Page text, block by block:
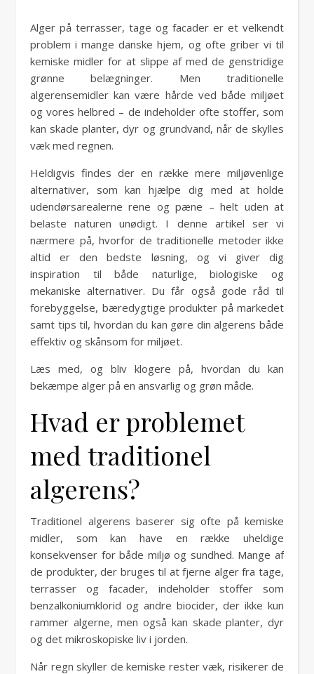
Alger på terrasser, tage og facader er et velkendt
problem i mange danske hjem, og ofte griber vi til
kemiske midler for at slippe af med de genstridige
grønne belægninger. Men traditionelle
algerensemidler kan være hårde ved både miljøet
og vores helbred – de indeholder ofte stoffer, som
kan skade planter, dyr og grundvand, når de skylles
væk med regnen.
Heldigvis findes der en række mere miljøvenlige
alternativer, som kan hjælpe dig med at holde
udendørsarealerne rene og pæne – helt uden at
belaste naturen unødigt. I denne artikel ser vi
nærmere på, hvorfor de traditionelle metoder ikke
altid er den bedste løsning, og vi giver dig
inspiration til både naturlige, biologiske og
mekaniske alternativer. Du får også gode råd til
forebyggelse, bæredygtige produkter på markedet
samt tips til, hvordan du kan gøre din algerens både
effektiv og skånsom for miljøet.
Læs med, og bliv klogere på, hvordan du kan
bekæmpe alger på en ansvarlig og grøn måde.
Hvad er problemet
med traditionel
algerens?
Traditionel algerens baserer sig ofte på kemiske
midler, som kan have en række uheldige
konsekvenser for både miljø og sundhed. Mange af
de produkter, der bruges til at fjerne alger fra tage,
terrasser og facader, indeholder stoffer som
benzalkoniumklorid og andre biocider, der ikke kun
rammer algerne, men også kan skade planter, dyr
og det mikroskopiske liv i jorden.
Når regn skyller de kemiske rester væk, risikerer de